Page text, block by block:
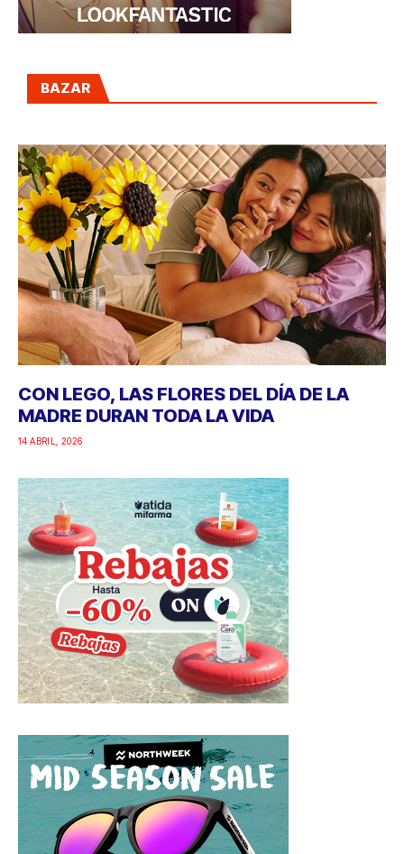
BAZAR
CON LEGO, LAS FLORES DEL DÍA DE LA
MADRE DURAN TODA LA VIDA
14 ABRIL, 2026